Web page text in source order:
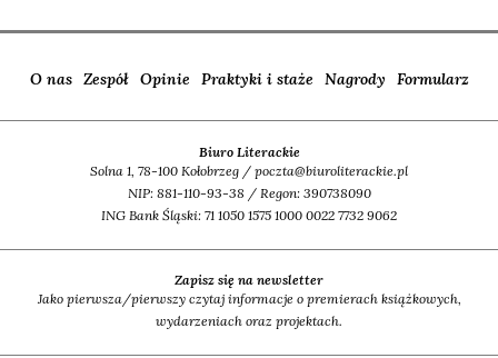
O nas Zespół Opinie Praktyki i staże Nagrody Formularz
Biuro Literackie
Solna 1, 78-100 Kołobrzeg / poczta@biuroliterackie.pl
NIP: 881-110-93-38 / Regon: 390738090
ING Bank Śląski: 71 1050 1575 1000 0022 7732 9062
Zapisz się na newsletter
Jako pierwsza/pierwszy czytaj informacje o premierach książkowych,
wydarzeniach oraz projektach.